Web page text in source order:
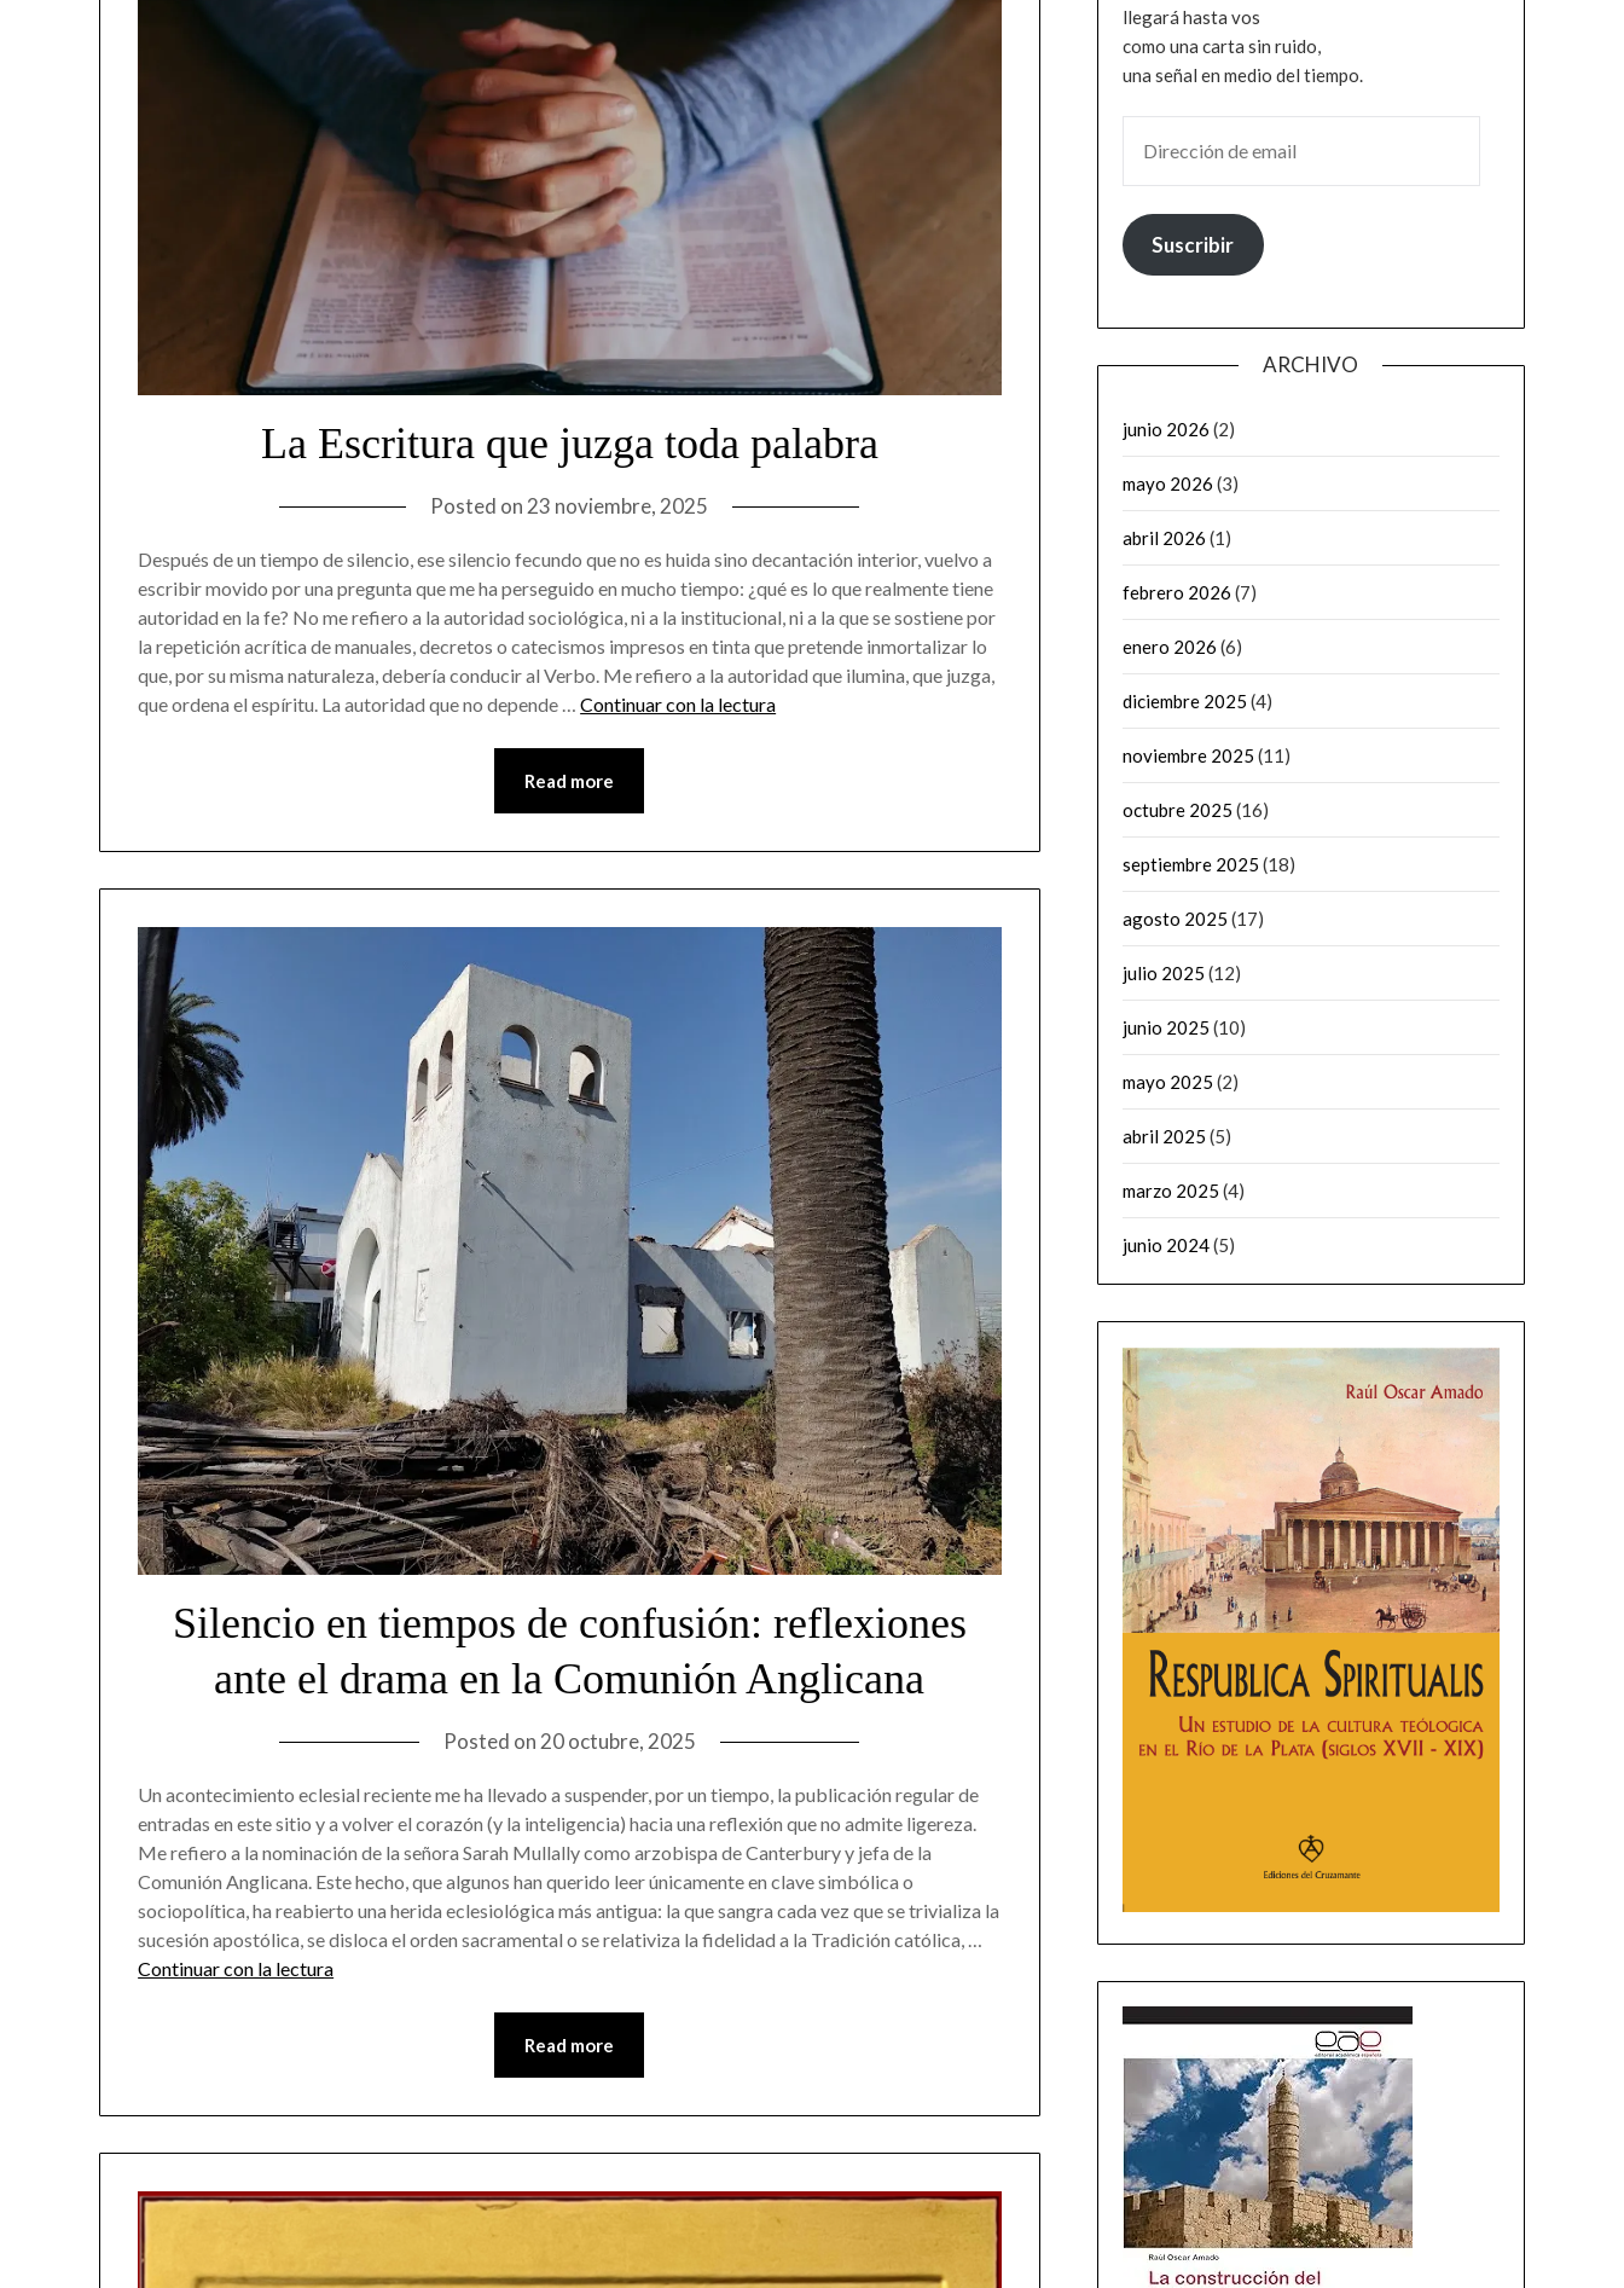
La Escritura que juzga toda palabra
Posted on 23 noviembre, 2025
Después de un tiempo de silencio, ese silencio fecundo que no es huida sino decantación interior, vuelvo a
escribir movido por una pregunta que me ha perseguido en mucho tiempo: ¿qué es lo que realmente tiene
autoridad en la fe? No me refiero a la autoridad sociológica, ni a la institucional, ni a la que se sostiene por
la repetición acrítica de manuales, decretos o catecismos impresos en tinta que pretende inmortalizar lo
que, por su misma naturaleza, debería conducir al Verbo. Me refiero a la autoridad que ilumina, que juzga,
que ordena el espíritu. La autoridad que no depende …Continuar con la lectura
Read more
Silencio en tiempos de confusión: reflexiones
ante el drama en la Comunión Anglicana
Posted on 20 octubre, 2025
Un acontecimiento eclesial reciente me ha llevado a suspender, por un tiempo, la publicación regular de
entradas en este sitio y a volver el corazón (y la inteligencia) hacia una reflexión que no admite ligereza.
Me refiero a la nominación de la señora Sarah Mullally como arzobispa de Canterbury y jefa de la
Comunión Anglicana. Este hecho, que algunos han querido leer únicamente en clave simbólica o
sociopolítica, ha reabierto una herida eclesiológica más antigua: la que sangra cada vez que se trivializa la
sucesión apostólica, se disloca el orden sacramental o se relativiza la fidelidad a la Tradición católica, …
Continuar con la lectura
Read more
llegará hasta vos
como una carta sin ruido,
una señal en medio del tiempo.
Suscribir
ARCHIVO
junio 2026 (2)
mayo 2026 (3)
abril 2026 (1)
febrero 2026 (7)
enero 2026 (6)
diciembre 2025 (4)
noviembre 2025 (11)
octubre 2025 (16)
septiembre 2025 (18)
agosto 2025 (17)
julio 2025 (12)
junio 2025 (10)
mayo 2025 (2)
abril 2025 (5)
marzo 2025 (4)
junio 2024(5)